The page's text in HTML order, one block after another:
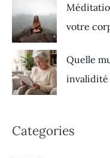
votre
Quelle
invalidité
Categories